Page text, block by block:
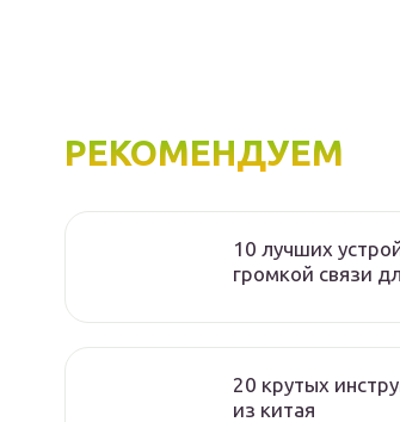
РЕКОМЕНДУЕМ
10 лучших
громкой связи
20 крутых
из китая